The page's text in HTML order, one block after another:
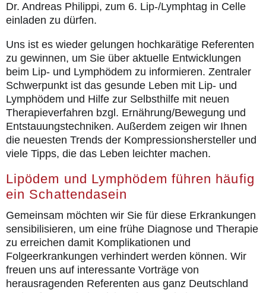
Dr. Andreas Philippi, zum 6. Lip-/Lymphtag in Celle
einladen zu dürfen.
Uns ist es wieder gelungen hochkarätige Referenten
zu gewinnen, um Sie über aktuelle Entwicklungen
beim Lip- und Lymphödem zu informieren. Zentraler
Schwerpunkt ist das gesunde Leben mit Lip- und
Lymphödem und Hilfe zur Selbsthilfe mit neuen
Therapieverfahren bzgl. Ernährung/Bewegung und
Entstauungstechniken. Außerdem zeigen wir Ihnen
die neuesten Trends der Kompressionshersteller und
viele Tipps, die das Leben leichter machen.
Lipödem und Lymphödem führen häufig
ein Schattendasein
Gemeinsam möchten wir Sie für diese Erkrankungen
sensibilisieren, um eine frühe Diagnose und Therapie
zu erreichen damit Komplikationen und
Folgeerkrankungen verhindert werden können. Wir
freuen uns auf interessante Vorträge von
herausragenden Referenten aus ganz Deutschland